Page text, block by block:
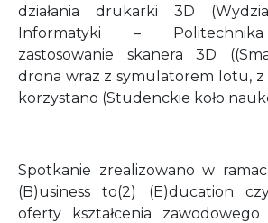
działania drukarki 3D
Informatyki – Politechnika
zastosowanie skanera 3D
drona wraz z symulatorem lotu,
korzystano (Studenckie koło
Spotkanie zrealizowano w
(B)usiness to(2) (E)ducation
oferty kształcenia